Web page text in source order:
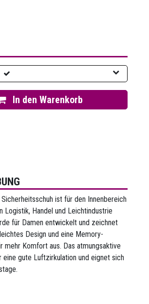
In den Warenkorb
ist für den Innenbereich
Logistik, Handel und Leichtindustrie
für Damen entwickelt und zeichnet
Design und eine Memory-
mehr Komfort aus. Das atmungsaktive
eine gute Luftzirkulation und eignet sich